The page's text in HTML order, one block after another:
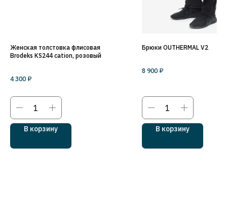
Женская толстовка флисовая
Brodeks KS244 cation, розовый
4 300 ₽
В корзину
Брюки OUTHERMAL V2
8 900 ₽
В корзину